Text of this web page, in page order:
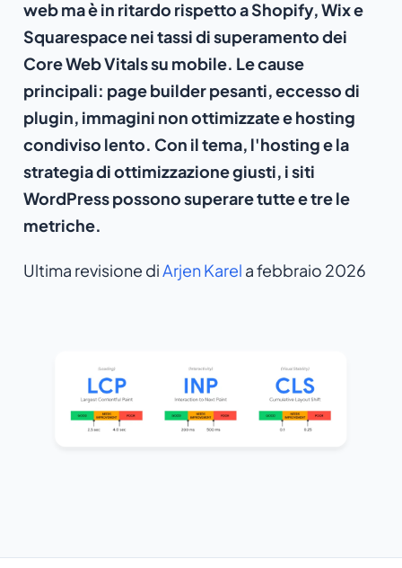
web ma è in ritardo rispetto a Shopify, Wix e
Squarespace nei tassi di superamento dei
Core Web Vitals su mobile. Le cause
principali: page builder pesanti, eccesso di
plugin, immagini non ottimizzate e hosting
condiviso lento. Con il tema, l'hosting e la
strategia di ottimizzazione giusti, i siti
WordPress possono superare tutte e tre le
metriche.
Ultima revisione di Arjen Karel a febbraio 2026